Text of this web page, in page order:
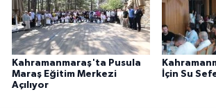
Kahramanmaraş'ta Pusula
Maraş Eğitim Merkezi
Açılıyor
İçin Su